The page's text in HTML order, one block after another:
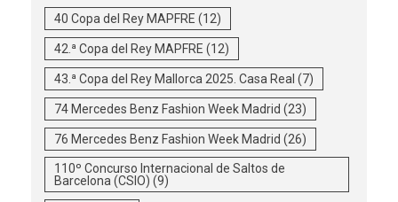
40 Copa del Rey MAPFRE (12)
42.ª Copa del Rey MAPFRE (12)
43.ª Copa del Rey Mallorca 2025. Casa Real (7)
74 Mercedes Benz Fashion Week Madrid (23)
76 Mercedes Benz Fashion Week Madrid (26)
110º Concurso Internacional de Saltos de
Barcelona (CSIO) (9)